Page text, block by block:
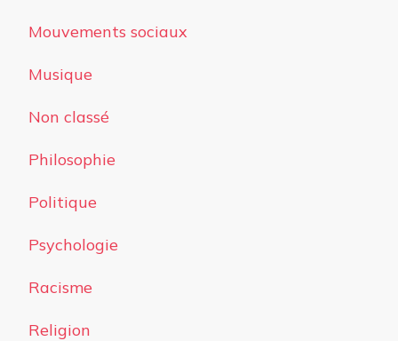
Mouvements sociaux
Musique
Non classé
Philosophie
Politique
Psychologie
Racisme
Religion